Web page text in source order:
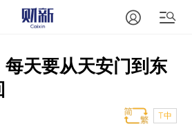
天要从天安门到东
T中